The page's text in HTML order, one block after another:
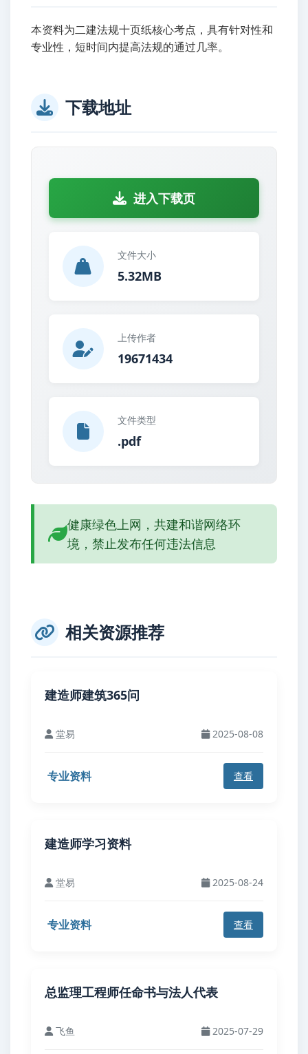
本资料为二建法规十页纸核心考点，具有针对性和
专业性，短时间内提高法规的通过几率。
下载地址
进入下载页
文件大小
5.32MB
上传作者
19671434
文件类型
.pdf
健康绿色上网，共建和谐网络环
境，禁止发布任何违法信息
相关资源推荐
建造师建筑365问
堂易 2025-08-08
专业资料 查看
建造师学习资料
堂易 2025-08-24
专业资料 查看
总监理工程师任命书与法人代表
飞鱼 2025-07-29